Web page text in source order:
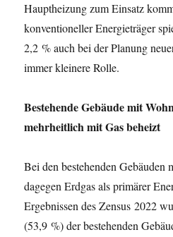
Hauptheizung zum Einsatz
konventioneller Energieträger
2,2 % auch bei der Planung
immer kleinere Rolle.
Bestehende Gebäude mit
mehrheitlich mit Gas beheizt
Bei den bestehenden
dagegen Erdgas als primärer
Ergebnissen des Zensus 2022
(53,9 %) der bestehenden